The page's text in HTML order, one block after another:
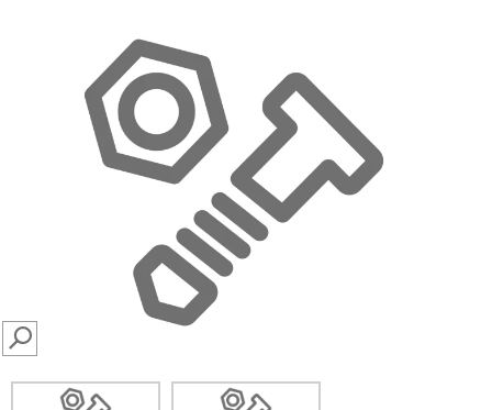
SEARCH